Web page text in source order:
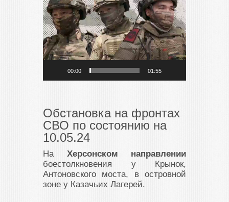
00:00 01:55
Обстановка на фронтах
СВО по состоянию на
10.05.24
На Херсонском направлении
боестолкновения у Крынок,
Антоновского моста, в островной
зоне у Казачьих Лагерей.